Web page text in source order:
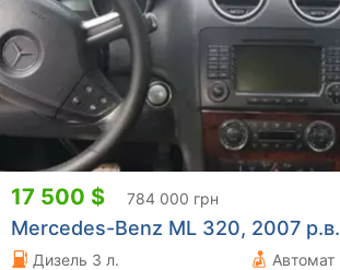
17 500 $ 784 000 грн
Mercedes-Benz ML 320, 2007 р.в.
Дизель 3 л.
Автомат